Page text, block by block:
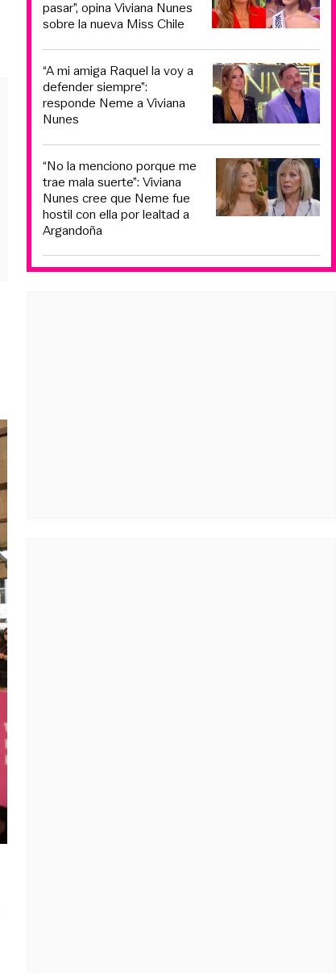
pasar”, opina Viviana Nunes
sobre la nueva Miss Chile
“A mi amiga Raquel la voy a
defender siempre”:
responde Neme a Viviana
Nunes
“No la menciono porque me
trae mala suerte”: Viviana
Nunes cree que Neme fue
hostil con ella por lealtad a
Argandoña